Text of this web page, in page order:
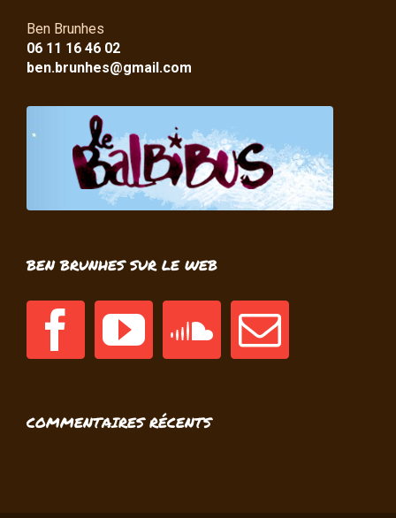
Ben Brunhes
06 11 16 46 02
ben.brunhes@gmail.com
BEN BRUNHES SUR LE WEB
COMMENTAIRES RÉCENTS